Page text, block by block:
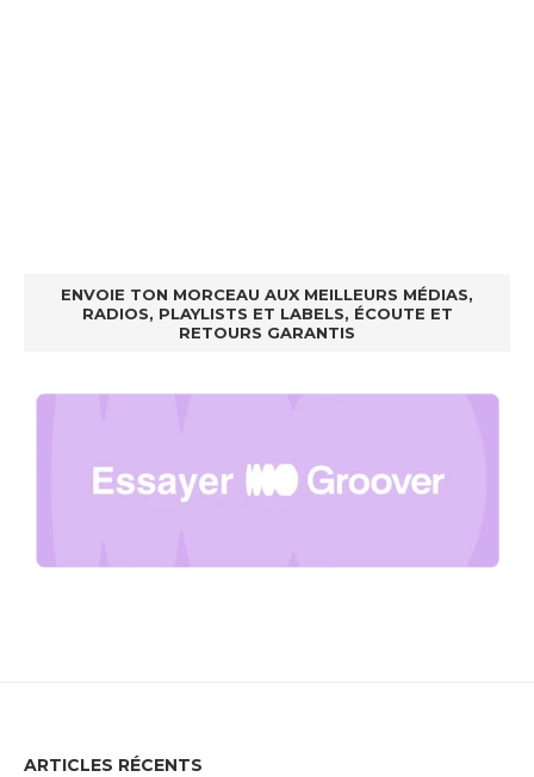
ENVOIE TON MORCEAU AUX MEILLEURS MÉDIAS,
RADIOS, PLAYLISTS ET LABELS, ÉCOUTE ET
RETOURS GARANTIS
ARTICLES RÉCENTS